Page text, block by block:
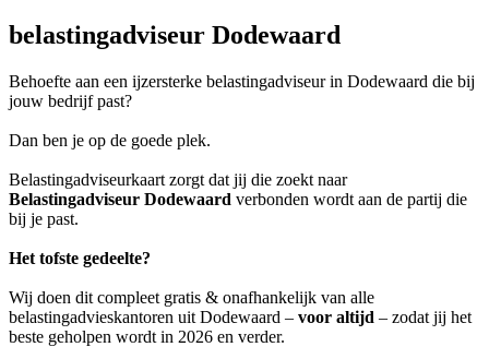
belastingadviseur Dodewaard
Behoefte aan een ijzersterke belastingadviseur in Dodewaard die bij
jouw bedrijf past?
Dan ben je op de goede plek.
Belastingadviseurkaart zorgt dat jij die zoekt naar
Belastingadviseur Dodewaard verbonden wordt aan de partij die
bij je past.
Het tofste gedeelte?
Wij doen dit compleet gratis & onafhankelijk van alle
belastingadvieskantoren uit Dodewaard – voor altijd – zodat jij het
beste geholpen wordt in 2026 en verder.